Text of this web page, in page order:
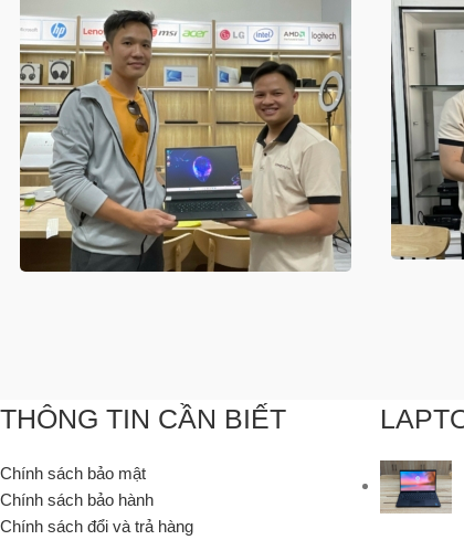
THÔNG TIN CẦN BIẾT
Chính sách bảo mật
Chính sách bảo hành
Chính sách đổi và trả hàng